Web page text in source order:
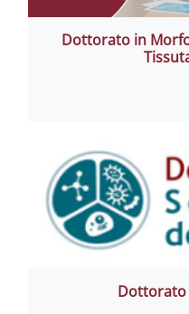
Dottorato in
Dottorato